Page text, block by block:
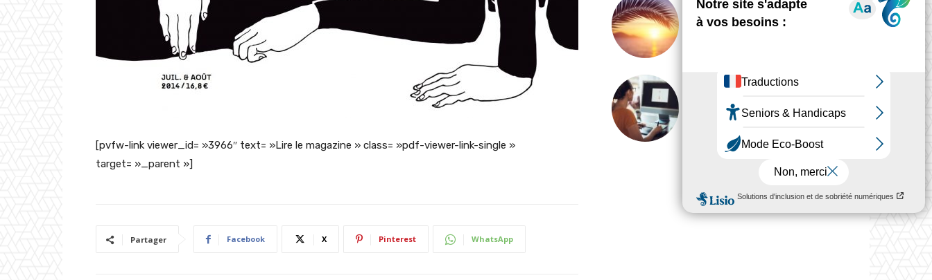
[pvfw-link viewer_id= »3966″ text= »Lire le magazine » class= »pdf-viewer-link-single »
target= »_parent »]
Partager Facebook X Pinterest WhatsApp
GLOBAL
Le regard du designer ne
Pourquoi le travail du
designer est devenu